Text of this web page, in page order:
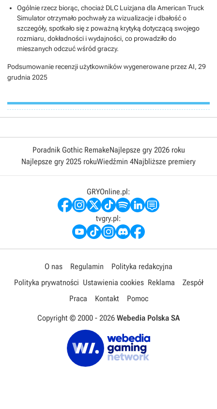
Ogólnie rzecz biorąc, chociaż DLC Luizjana dla American Truck
Simulator otrzymało pochwały za wizualizacje i dbałość o
szczegóły, spotkało się z poważną krytyką dotyczącą swojego
rozmiaru, dokładności i wydajności, co prowadziło do
mieszanych odczuć wśród graczy.
Podsumowanie recenzji użytkowników wygenerowane przez AI, 29
grudnia 2025
Poradnik Gothic RemakeNajlepsze gry 2026 roku
Najlepsze gry 2025 rokuWiedźmin 4Najbliższe premiery
GRYOnline.pl:
tvgry.pl:
O nas Regulamin
Polityka redakcyjna
Polityka prywatności Ustawienia cookies Reklama
Zespół
Praca
Kontakt Pomoc
Copyright © 2000 - 2026 Webedia Polska SA